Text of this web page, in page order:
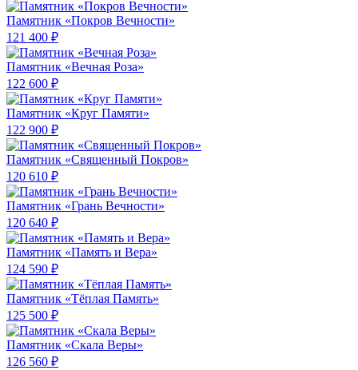
Памятник «Покров Вечности»
121 400 ₽
Памятник «Вечная Роза»
122 600 ₽
Памятник «Круг Памяти»
122 900 ₽
Памятник «Священный Покров»
120 610 ₽
Памятник «Грань Вечности»
120 640 ₽
Памятник «Память и Вера»
124 590 ₽
Памятник «Тёплая Память»
125 500 ₽
Памятник «Скала Веры»
126 560 ₽